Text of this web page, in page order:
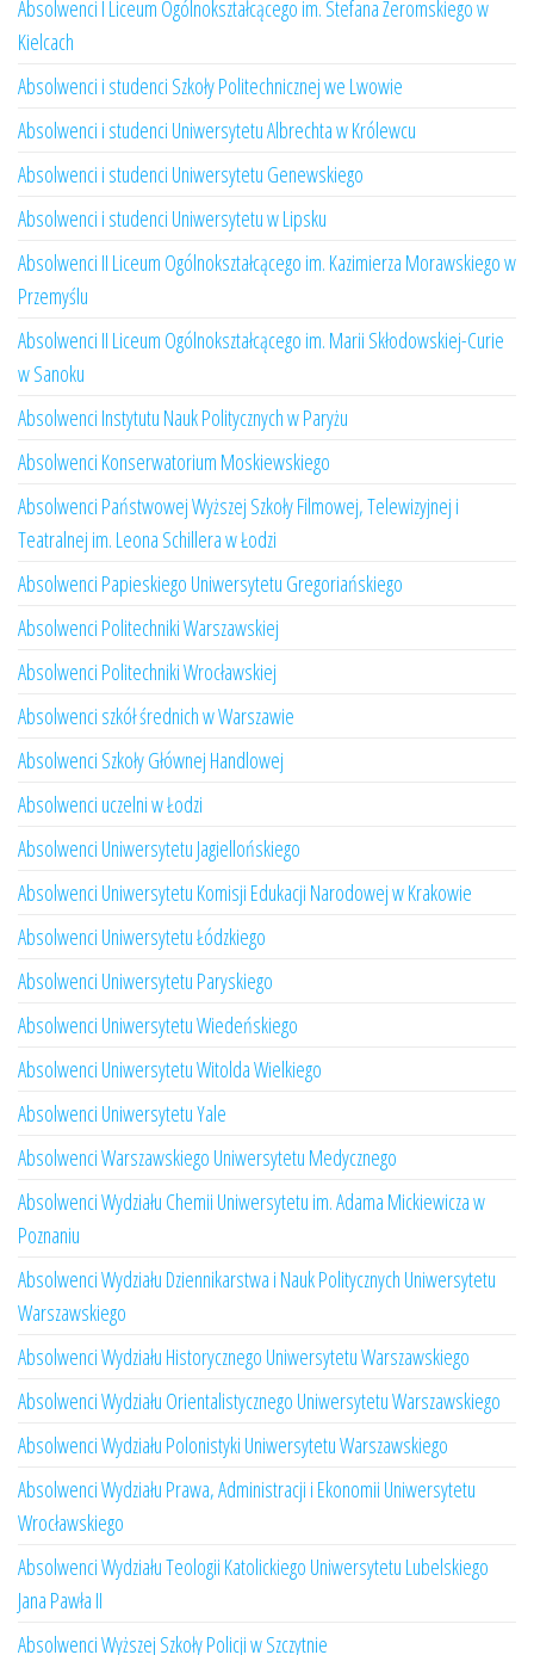
Absolwenci I Liceum Ogólnokształcącego im. Stefana Żeromskiego w
Kielcach
Absolwenci i studenci Szkoły Politechnicznej we Lwowie
Absolwenci i studenci Uniwersytetu Albrechta w Królewcu
Absolwenci i studenci Uniwersytetu Genewskiego
Absolwenci i studenci Uniwersytetu w Lipsku
Absolwenci II Liceum Ogólnokształcącego im. Kazimierza Morawskiego w
Przemyślu
Absolwenci II Liceum Ogólnokształcącego im. Marii Skłodowskiej-Curie
w Sanoku
Absolwenci Instytutu Nauk Politycznych w Paryżu
Absolwenci Konserwatorium Moskiewskiego
Absolwenci Państwowej Wyższej Szkoły Filmowej, Telewizyjnej i
Teatralnej im. Leona Schillera w Łodzi
Absolwenci Papieskiego Uniwersytetu Gregoriańskiego
Absolwenci Politechniki Warszawskiej
Absolwenci Politechniki Wrocławskiej
Absolwenci szkół średnich w Warszawie
Absolwenci Szkoły Głównej Handlowej
Absolwenci uczelni w Łodzi
Absolwenci Uniwersytetu Jagiellońskiego
Absolwenci Uniwersytetu Komisji Edukacji Narodowej w Krakowie
Absolwenci Uniwersytetu Łódzkiego
Absolwenci Uniwersytetu Paryskiego
Absolwenci Uniwersytetu Wiedeńskiego
Absolwenci Uniwersytetu Witolda Wielkiego
Absolwenci Uniwersytetu Yale
Absolwenci Warszawskiego Uniwersytetu Medycznego
Absolwenci Wydziału Chemii Uniwersytetu im. Adama Mickiewicza w
Poznaniu
Absolwenci Wydziału Dziennikarstwa i Nauk Politycznych Uniwersytetu
Warszawskiego
Absolwenci Wydziału Historycznego Uniwersytetu Warszawskiego
Absolwenci Wydziału Orientalistycznego Uniwersytetu Warszawskiego
Absolwenci Wydziału Polonistyki Uniwersytetu Warszawskiego
Absolwenci Wydziału Prawa, Administracji i Ekonomii Uniwersytetu
Wrocławskiego
Absolwenci Wydziału Teologii Katolickiego Uniwersytetu Lubelskiego
Jana Pawła II
Absolwenci Wyższej Szkoły Policji w Szczytnie